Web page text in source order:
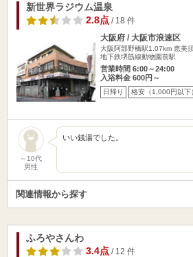
新世界ラジウム温泉
2.8点/ 18 件
大阪府 / 大阪市浪速区
大阪阿部野橋駅1.07km 恵美
地下鉄堺筋線動物園前駅
営業時間 6:00～24:00
入浴料金 600円～
日帰り 格安（1,000円以下
～10代
男性
いい銭湯でした。
関連情報から探す
ふろやさんわ
3.4点/ 12 件